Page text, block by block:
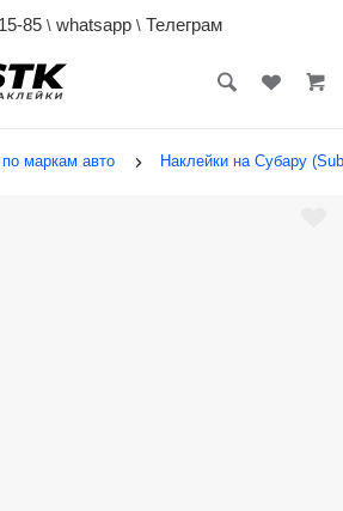
85 \ whatsapp\ Телеграм
маркам авто Наклейки на Субару